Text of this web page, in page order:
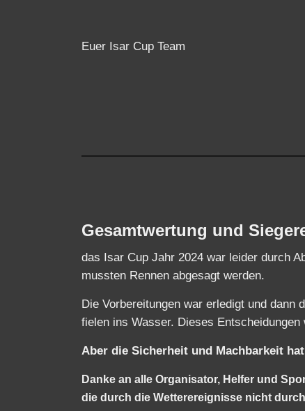
mussten Rennen abgesagt werden.
Die Vorbereitungen war erledigt und dann
fielen ins Wasser. Dieses
Aber die Sicherheit und Machbarkeit
Danke an alle Organisator, Helfer und
Die Veranstaltungen die nicht von
haben allen viel Spass gemacht.